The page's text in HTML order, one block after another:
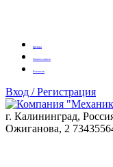
Бренды
Оплата заказа
Вакансии
Вход / Регистрация
г. Калининград,
Ожиганова, 2